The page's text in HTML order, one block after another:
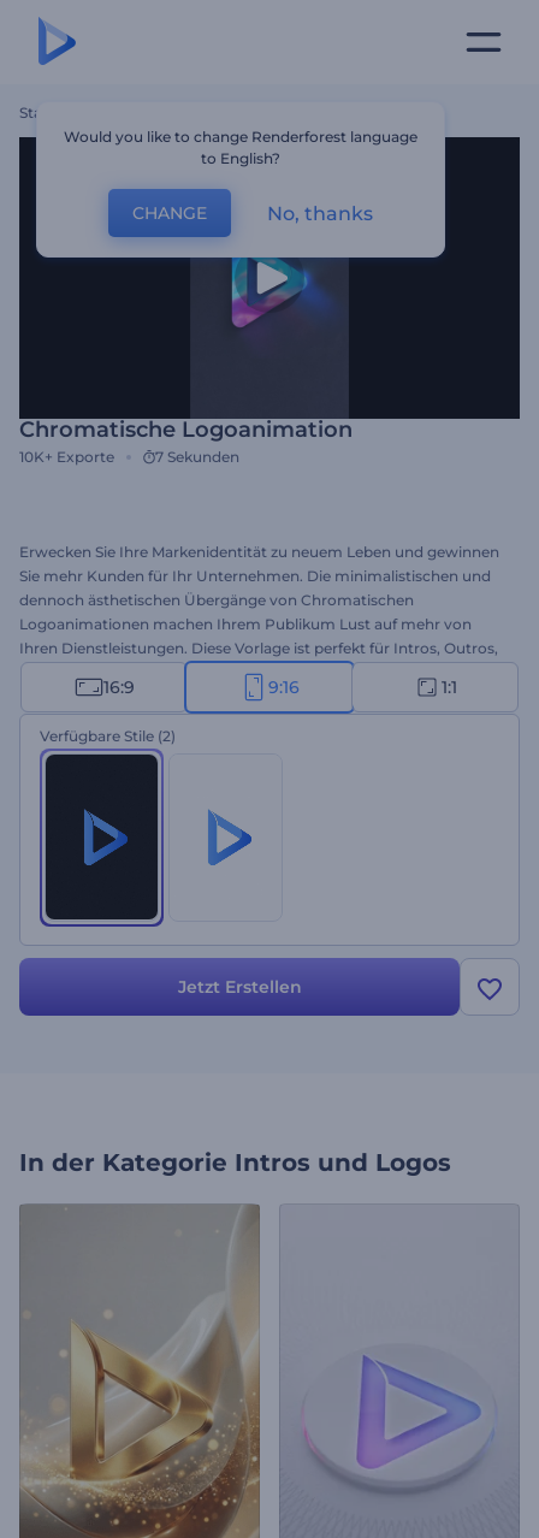
Startseite
Chromatische Logoanimation
10K+ Exporte 7 Sekunden
Erwecken Sie Ihre Markenidentität zu neuem Leben und gewinnen
Sie mehr Kunden für Ihr Unternehmen. Die minimalistischen und
dennoch ästhetischen Übergänge von Chromatischen
Logoanimationen machen Ihrem Publikum Lust auf mehr von
Ihren Dienstleistungen. Diese Vorlage ist perfekt für Intros, Outros,
Präsentationsbeginn, Werbevideos und viele andere Projekte.
Probieren Sie diese Vorlage jetzt aus!
16:9 9:16 1:1
Verfügbare Stile (2)
Jetzt Erstellen
In der Kategorie Intros und Logos
Would you like to change Renderforest language
to English?
CHANGE No, thanks